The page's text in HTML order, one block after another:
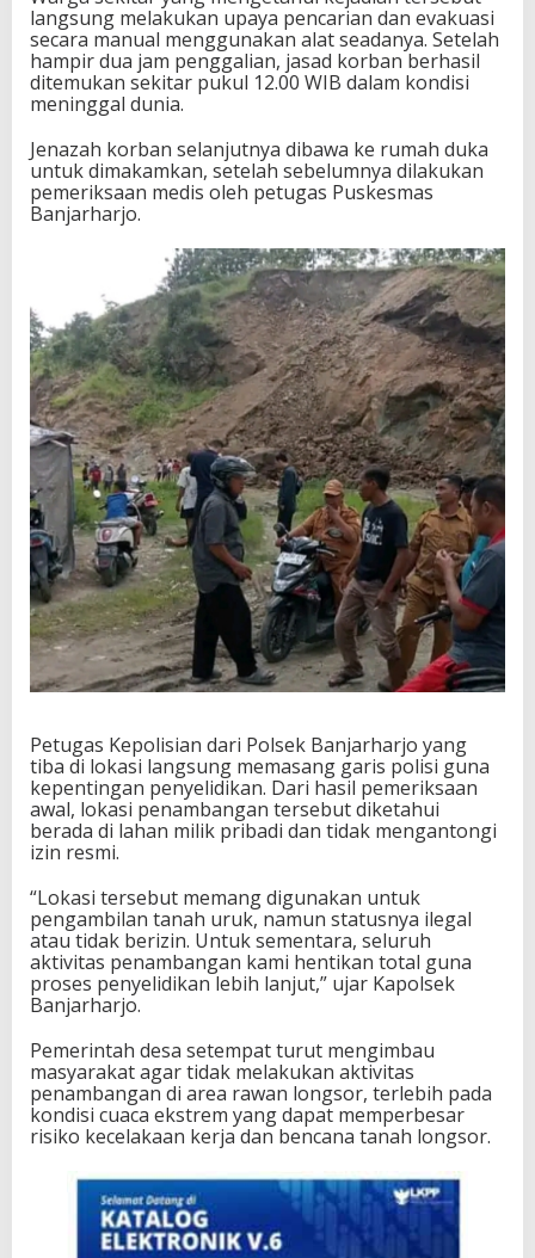
langsung melakukan upaya pencarian dan evakuasi
secara manual menggunakan alat seadanya. Setelah
hampir dua jam penggalian, jasad korban berhasil
ditemukan sekitar pukul 12.00 WIB dalam kondisi
meninggal dunia.
Jenazah korban selanjutnya dibawa ke rumah duka
untuk dimakamkan, setelah sebelumnya dilakukan
pemeriksaan medis oleh petugas Puskesmas
Banjarharjo.
Petugas Kepolisian dari Polsek Banjarharjo yang
tiba di lokasi langsung memasang garis polisi guna
kepentingan penyelidikan. Dari hasil pemeriksaan
awal, lokasi penambangan tersebut diketahui
berada di lahan milik pribadi dan tidak mengantongi
izin resmi.
“Lokasi tersebut memang digunakan untuk
pengambilan tanah uruk, namun statusnya ilegal
atau tidak berizin. Untuk sementara, seluruh
aktivitas penambangan kami hentikan total guna
proses penyelidikan lebih lanjut,” ujar Kapolsek
Banjarharjo.
Pemerintah desa setempat turut mengimbau
masyarakat agar tidak melakukan aktivitas
penambangan di area rawan longsor, terlebih pada
kondisi cuaca ekstrem yang dapat memperbesar
risiko kecelakaan kerja dan bencana tanah longsor.